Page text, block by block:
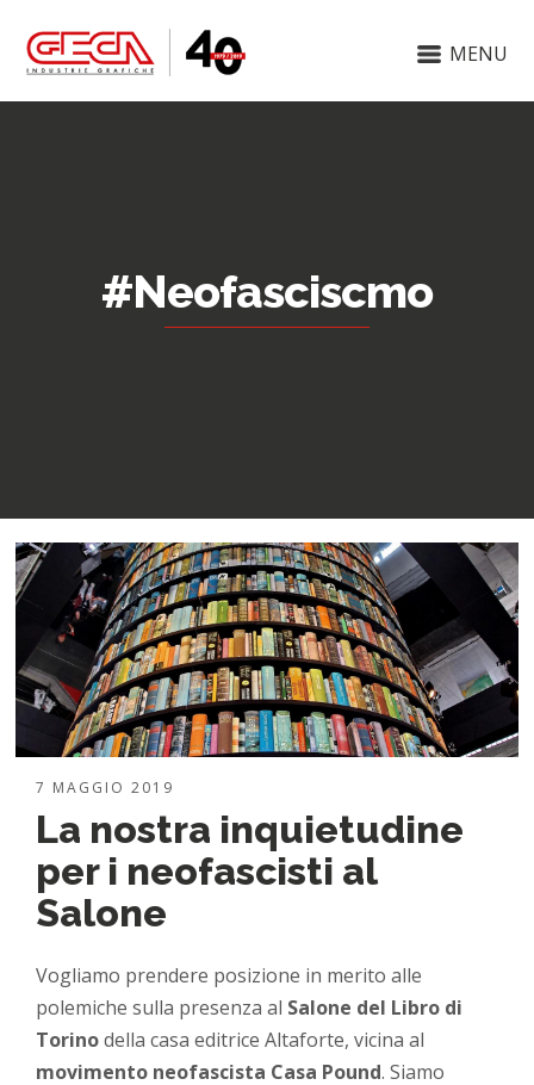
MENU
#Neofasciscmo
7 MAGGIO 2019
La nostra inquietudine
per i neofascisti al
Salone
Vogliamo prendere posizione in merito alle
polemiche sulla presenza al Salone del Libro di
Torinodella casa editrice Altaforte, vicina al
movimento neofascista Casa Pound. Siamo